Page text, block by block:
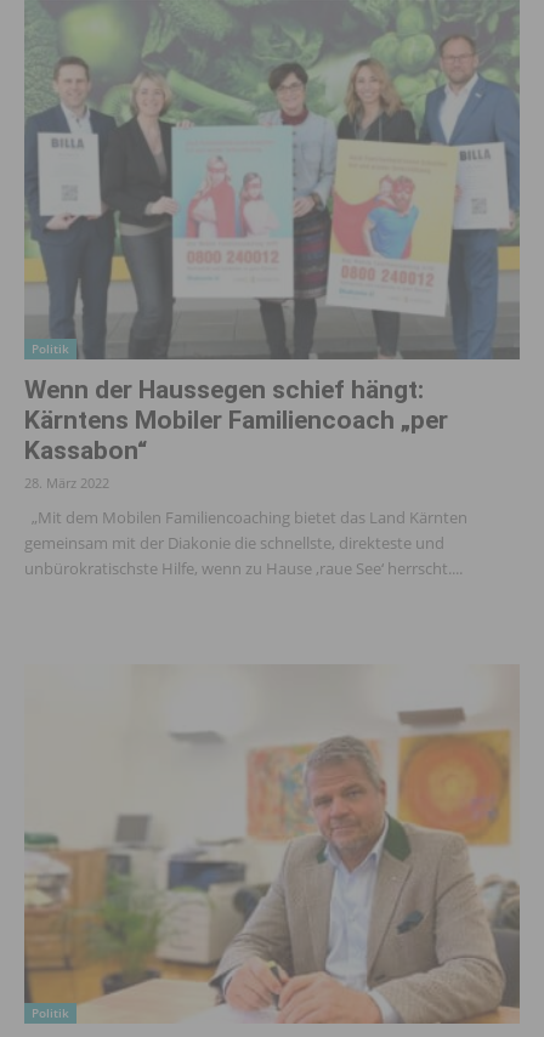
Politik
Wenn der Haussegen schief hängt:
Kärntens Mobiler Familiencoach „per
Kassabon“
28. März 2022
„Mit dem Mobilen Familiencoaching bietet das Land Kärnten
gemeinsam mit der Diakonie die schnellste, direkteste und
unbürokratischste Hilfe, wenn zu Hause ‚raue See‘ herrscht....
Politik